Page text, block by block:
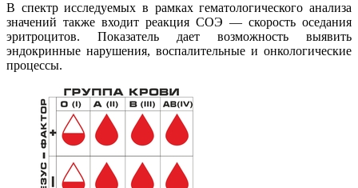
В спектр исследуемых в рамках гематологического анализа
значений также входит реакция СОЭ — скорость оседания
эритроцитов. Показатель дает возможность выявить
эндокринные нарушения, воспалительные и онкологические
процессы.